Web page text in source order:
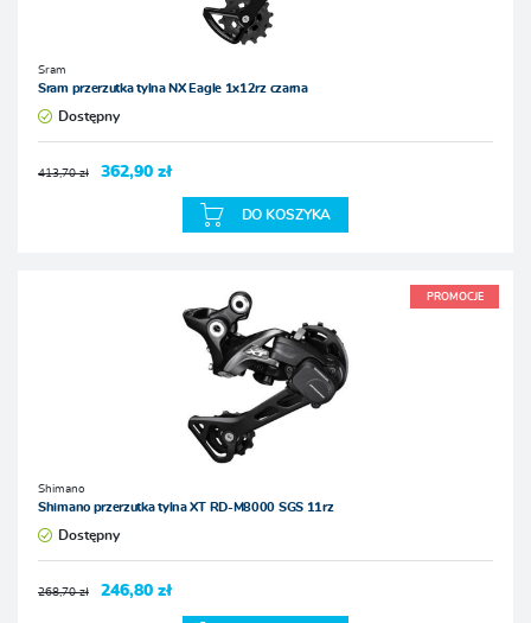
Sram
Sram przerzutka tylna NX Eagle 1x12rz czarna
Dostępny
413,70 zł 362,90 zł
DO KOSZYKA
PROMOCJE
Shimano
Shimano przerzutka tylna XT RD-M8000 SGS 11rz
Dostępny
268,70 zł 246,80 zł